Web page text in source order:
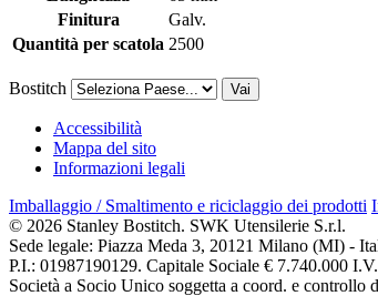
Finitura
Galv.
Quantità per scatola 2500
Bostitch Vai
Accessibilità
Mappa del sito
Informazioni legali
Imballaggio / Smaltimento e riciclaggio dei prodotti
© 2026 Stanley Bostitch. SWK Utensilerie S.r.l.
Sede legale: Piazza Meda 3, 20121 Milano (MI) -
P.I.: 01987190129. Capitale Sociale € 7.740.000
Società a Socio Unico soggetta a coord. e